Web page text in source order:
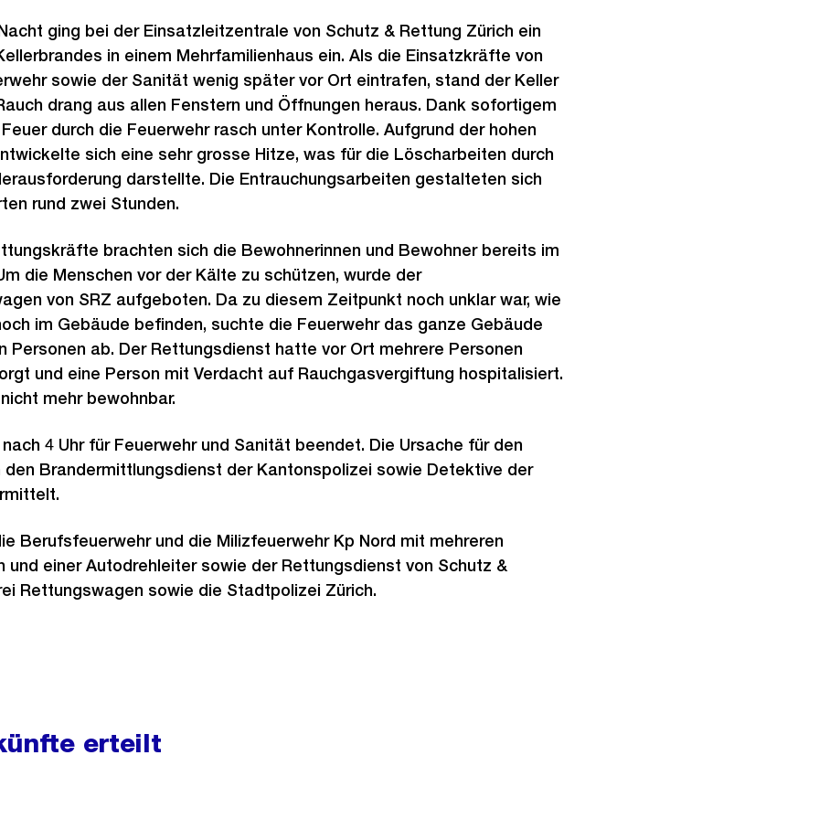
ging bei der Einsatzleitzentrale von Schutz & Rettung Zürich ein
in einem Mehrfamilienhaus ein. Als die Einsatzkräfte von
sowie der Sanität wenig später vor Ort eintrafen, stand der Keller
drang aus allen Fenstern und Öffnungen heraus. Dank sofortigem
durch die Feuerwehr rasch unter Kontrolle. Aufgrund der hohen
sich eine sehr grosse Hitze, was für die Löscharbeiten durch
darstellte. Die Entrauchungsarbeiten gestalteten sich
rund zwei Stunden.
brachten sich die Bewohnerinnen und Bewohner bereits im
die Menschen vor der Kälte zu schützen, wurde der
von SRZ aufgeboten. Da zu diesem Zeitpunkt noch unklar war, wie
im Gebäude befinden, suchte die Feuerwehr das ganze Gebäude
Personen ab. Der Rettungsdienst hatte vor Ort mehrere Personen
und eine Person mit Verdacht auf Rauchgasvergiftung hospitalisiert.
mehr bewohnbar.
4 Uhr für Feuerwehr und Sanität beendet. Die Ursache für den
den Brandermittlungsdienst der Kantonspolizei sowie Detektive der
Berufsfeuerwehr und die Milizfeuerwehr Kp Nord mit mehreren
und einer Autodrehleiter sowie der Rettungsdienst von Schutz &
Rettungswagen sowie die Stadtpolizei Zürich.
erteilt